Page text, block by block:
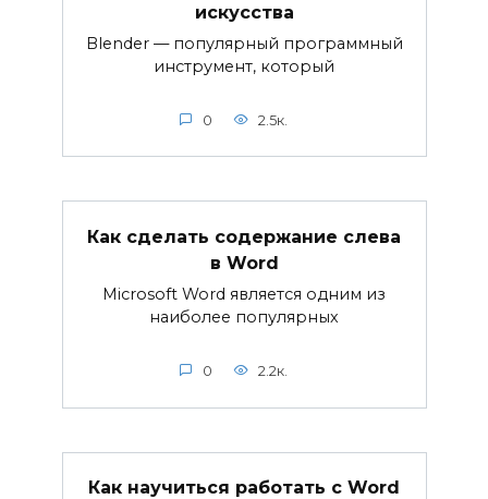
искусства
Blender — популярный программный
инструмент, который
0 2.5к.
Как сделать содержание слева
в Word
Microsoft Word является одним из
наиболее популярных
0 2.2к.
Как научиться работать с Word